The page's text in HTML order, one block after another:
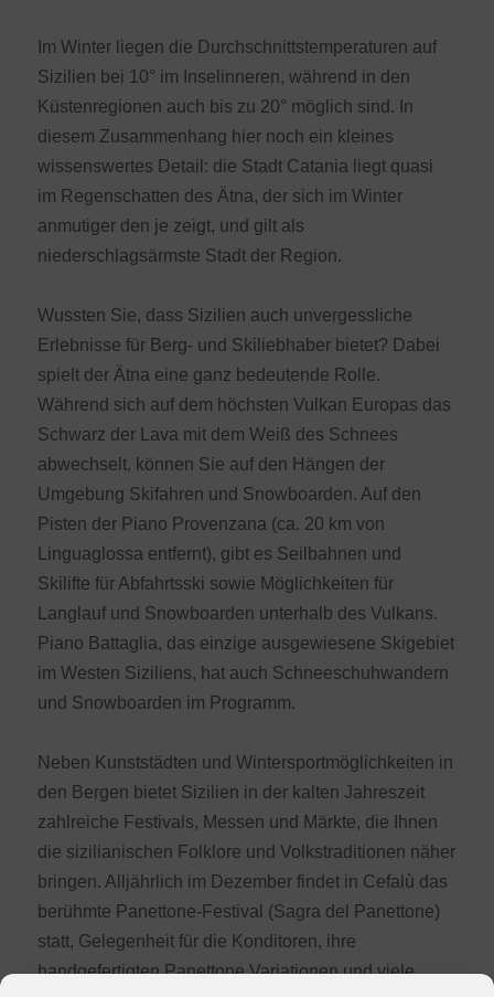
Im Winter liegen die Durchschnittstemperaturen auf
Sizilien bei 10° im Inselinneren, während in den
Küstenregionen auch bis zu 20° möglich sind. In
diesem Zusammenhang hier noch ein kleines
wissenswertes Detail: die Stadt Catania liegt quasi
im Regenschatten des Ätna, der sich im Winter
anmutiger den je zeigt, und gilt als
niederschlagsärmste Stadt der Region.
Wussten Sie, dass Sizilien auch unvergessliche
Erlebnisse für Berg- und Skiliebhaber bietet? Dabei
spielt der Ätna eine ganz bedeutende Rolle.
Während sich auf dem höchsten Vulkan Europas das
Schwarz der Lava mit dem Weiß des Schnees
abwechselt, können Sie auf den Hängen der
Umgebung Skifahren und Snowboarden. Auf den
Pisten der Piano Provenzana (ca. 20 km von
Linguaglossa entfernt), gibt es Seilbahnen und
Skilifte für Abfahrtsski sowie Möglichkeiten für
Langlauf und Snowboarden unterhalb des Vulkans.
Piano Battaglia, das einzige ausgewiesene Skigebiet
im Westen Siziliens, hat auch Schneeschuhwandern
und Snowboarden im Programm.
Neben Kunststädten und Wintersportmöglichkeiten in
den Bergen bietet Sizilien in der kalten Jahreszeit
zahlreiche Festivals, Messen und Märkte, die Ihnen
die sizilianischen Folklore und Volkstraditionen näher
bringen. Alljährlich im Dezember findet in Cefalù das
berühmte Panettone-Festival (Sagra del Panettone)
statt, Gelegenheit für die Konditoren, ihre
handgefertigten Panettone Variationen und viele